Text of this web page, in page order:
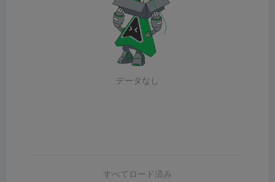
データなし
すべてロード済み